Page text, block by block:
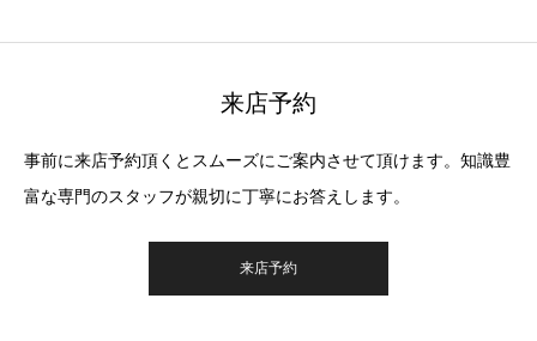
来店予約
事前に来店予約頂くとスムーズにご案内させて頂けます。知識豊
富な専門のスタッフが親切に丁寧にお答えします。
来店予約